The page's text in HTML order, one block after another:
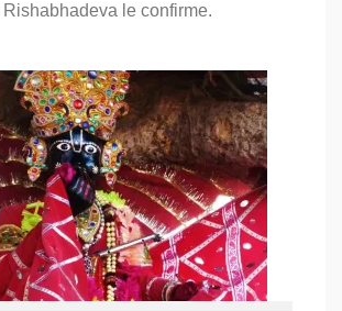
le confirme.